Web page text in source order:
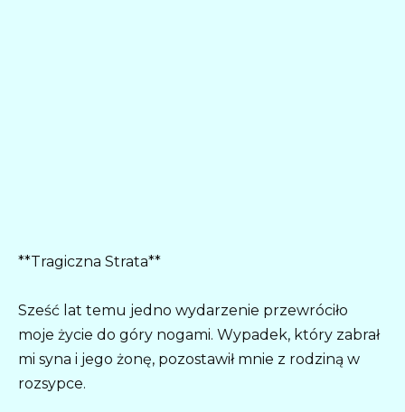
**Tragiczna Strata**
Sześć lat temu jedno wydarzenie przewróciło
moje życie do góry nogami. Wypadek, który zabrał
mi syna i jego żonę, pozostawił mnie z rodziną w
rozsypce.